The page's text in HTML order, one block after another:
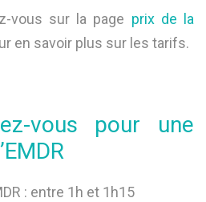
vous sur la page prix de la
en savoir plus sur les tarifs.
vous pour une
: entre 1h et 1h15